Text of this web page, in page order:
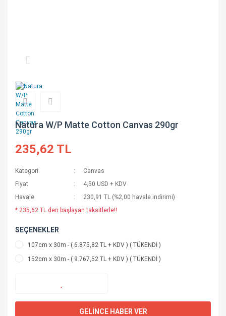
Natura W/P Matte Cotton Canvas 290gr
235,62 TL
Kategori
Canvas
Fiyat
4,50 USD + KDV
Havale
230,91 TL (%2,00 havale indirimi)
* 235,62 TL den başlayan taksitlerle!!
SEÇENEKLER
107cm x 30m - ( 6.875,82 TL + KDV ) ( TÜKENDİ )
152cm x 30m - ( 9.767,52 TL + KDV ) ( TÜKENDİ )
GELİNCE HABER VER